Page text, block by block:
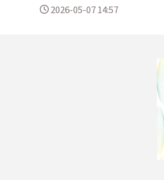
2026-05-07 14:57